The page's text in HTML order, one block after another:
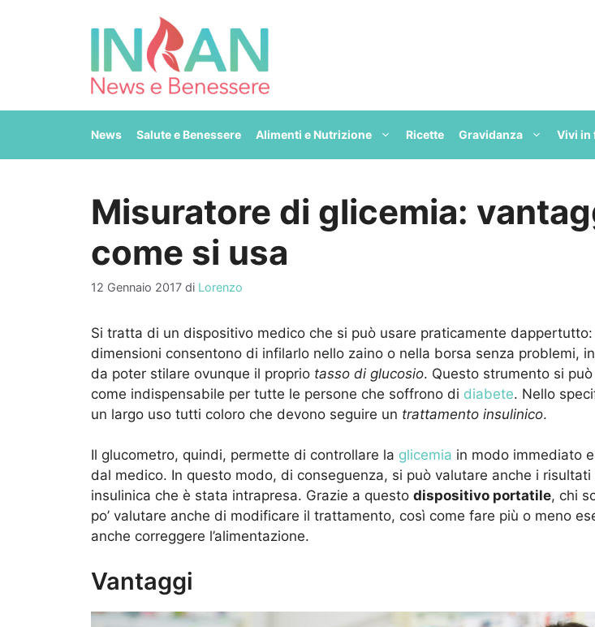
News Salute e Benessere Alimenti e Nutrizione Ricette Gravidanza Vivi in
Misuratore di glicemia:
come si usa
12 Gennaio 2017 di Lorenzo
Si tratta di un dispositivo medico che si può usare praticamente
dimensioni consentono di infilarlo nello zaino o nella borsa senza problemi,
da poter stilare ovunque il proprio tasso di glucosio. Questo strumento si
come indispensabile per tutte le persone che soffrono di diabete. Nello
un largo uso tutti coloro che devono seguire un trattamento insulinico.
Il glucometro, quindi, permette di controllare la glicemia in modo immediato
dal medico. In questo modo, di conseguenza, si può valutare anche i
insulinica che è stata intrapresa. Grazie a questo dispositivo portatile, chi
po’ valutare anche di modificare il trattamento, così come fare più o meno
anche correggere l’alimentazione.
Vantaggi